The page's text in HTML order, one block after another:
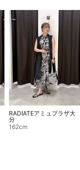
RADIATEアミュプラザ大
分
162cm